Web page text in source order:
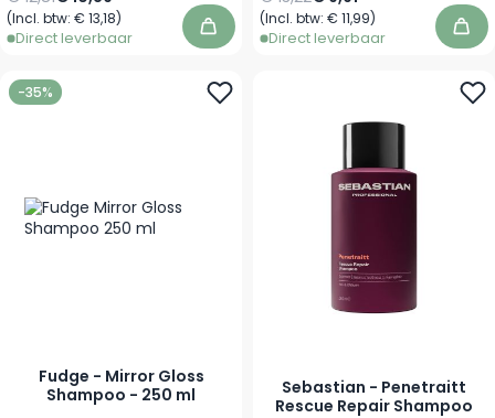
(Incl. btw: € 13,18)
Direct leverbaar In winkelwagen
(Incl. btw: € 11,99)
Direct leverbaar In
-35%
Fudge - Mirror Gloss
Shampoo - 250 ml
Sebastian - Penetraitt
Rescue Repair Shampoo